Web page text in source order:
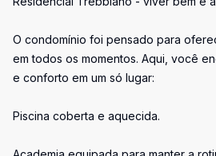
O condomínio foi pensado para
em todos os momentos. Aqui, você
e conforto em um só lugar:
Piscina coberta e aquecida.